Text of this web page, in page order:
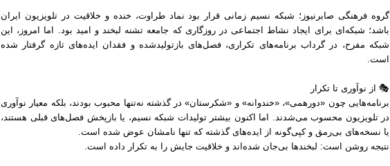
گروه فرهنگی صابرنیوز؛ شبکه نسیم زمانی قرار بود نماد طراوت، خنده و خلاقیت در تلویزیون ایران
باشد؛ شبکه‌ای برای ایجاد نشاط اجتماعی در روزگاری که جامعه تشنه لبخند و امید بود. اما امروز، این
شبکه مفرح، در گرداب برنامه‌های تکراری، فصل‌های بازتولیدشده و فقدان ایده‌های تازه گرفتار شده
است.
🎭 از نوآوری تا تکرار
برنامه‌هایی چون «دورهمی»، «خندوانه» و «شکرستان» در گذشته نه‌تنها محبوب بودند، بلکه معیار نوآوری
در تلویزیون محسوب می‌شدند. اما اکنون بیشتر تولیدات شبکه نسیم، یا بازپخش فصل‌های قبلی هستند،
یا نسخه‌های بی‌رمق و کپی‌گونه از ایده‌های گذشته که تنها نامشان عوض شده است.
نتیجه روشن است: لبخندها بی‌جان شده‌اند و خلاقیت جایش را به تکرار داده است.